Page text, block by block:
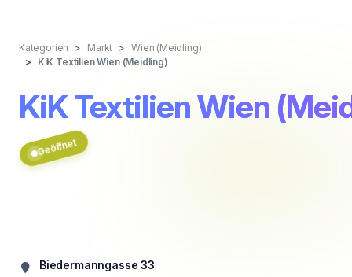
Kategorien Markt
Wien (Meidling)
KiK Textilien Wien (Meidling)
KiK Textilien Wien
Geöffnet
Biedermanngasse 33